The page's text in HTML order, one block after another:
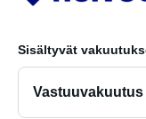
Sisältyvät